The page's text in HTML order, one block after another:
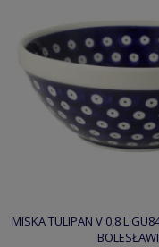
MISKA TULIPAN V 0,8 L